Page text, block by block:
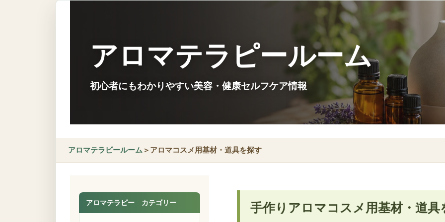
アロマテラピールーム
初心者にもわかりやすい美容・健康セルフケア情報
アロマテラピールーム＞アロマコスメ用基材・道具を探す
手作りアロマコスメ用基材・道具
アロマテラピー カテゴリー